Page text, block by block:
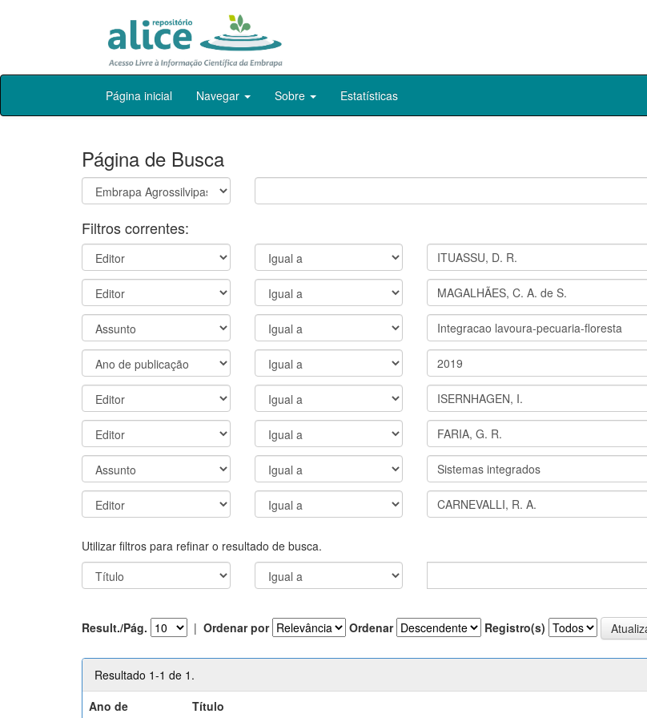
Skip
Página inicial Navegar Sobre Estatísticas
Página de Busca
Filtros correntes:
Utilizar filtros para refinar o resultado de busca.
Result./Pág. | Ordenar por Ordenar Registro(s)
Resultado 1-1 de 1.
Ano de
Título